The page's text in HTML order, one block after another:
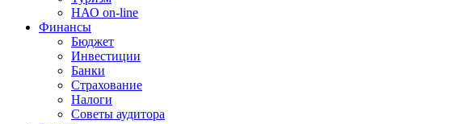
НАО on-line
Финансы
Бюджет
Инвестиции
Банки
Страхование
Налоги
Советы аудитора